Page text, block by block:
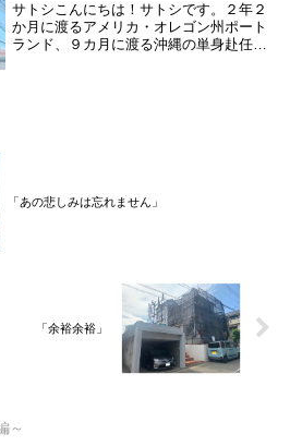
サトシこんにちは！サトシです。２年２
か月に渡るアメリカ・オレゴン州ポート
ランド、９カ月に渡る沖縄の単身赴任の
「あの悲しみは忘れません」
「余裕余裕」
～